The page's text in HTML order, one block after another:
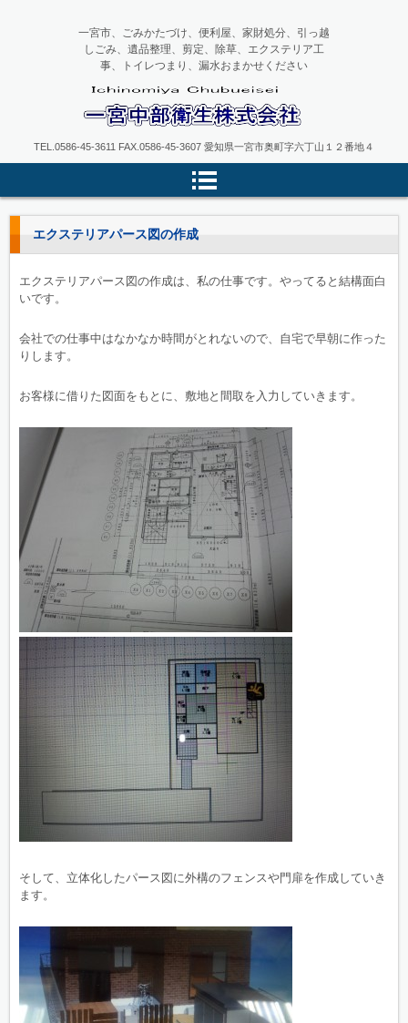
一宮中部衛生
一宮市、ごみかたづけ、便利屋、家財処分、引っ越
しごみ、遺品整理、剪定、除草、エクステリア工
事、トイレつまり、漏水おまかせください
TEL.0586-45-3611 FAX.0586-45-3607 愛知県一宮市奥町字六丁山１２番地４
エクステリアパース図の作成
エクステリアパース図の作成は、私の仕事です。やってると結構面白
いです。
会社での仕事中はなかなか時間がとれないので、自宅で早朝に作った
りします。
お客様に借りた図面をもとに、敷地と間取を入力していきます。
そして、立体化したパース図に外構のフェンスや門扉を作成していき
ます。